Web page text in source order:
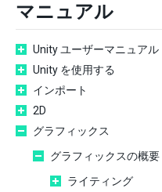
マニュアル
Unity ユーザーマニュアル
Unity を使用する
インポート
2D
グラフィックス
グラフィックスの概要
ライティング